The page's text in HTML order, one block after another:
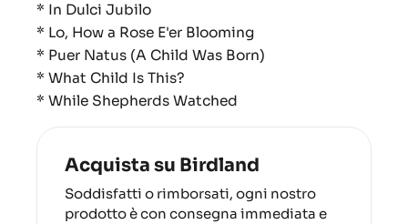
* In Dulci Jubilo
* Lo, How a Rose E'er Blooming
* Puer Natus (A Child Was Born)
* What Child Is This?
* While Shepherds Watched
Acquista su Birdland
Soddisfatti o rimborsati, ogni nostro
prodotto è con consegna immediata e